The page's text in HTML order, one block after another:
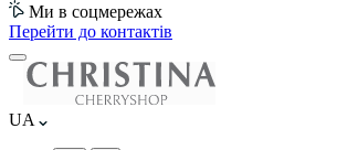
Ми в соцмережах
Перейти до контактів
UA